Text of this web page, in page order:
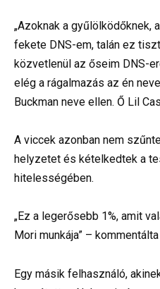
„Azoknak a gyűlölködőknek,
fekete DNS-em, talán ez
közvetlenül az őseim DNS-
elég a rágalmazás az én
Buckman neve ellen. Ő Lil
A viccek azonban nem
helyzetet és kételkedtek a
hitelességében.
„Ez a legerősebb 1%, amit
Mori munkája” –
Egy másik felhasználó,